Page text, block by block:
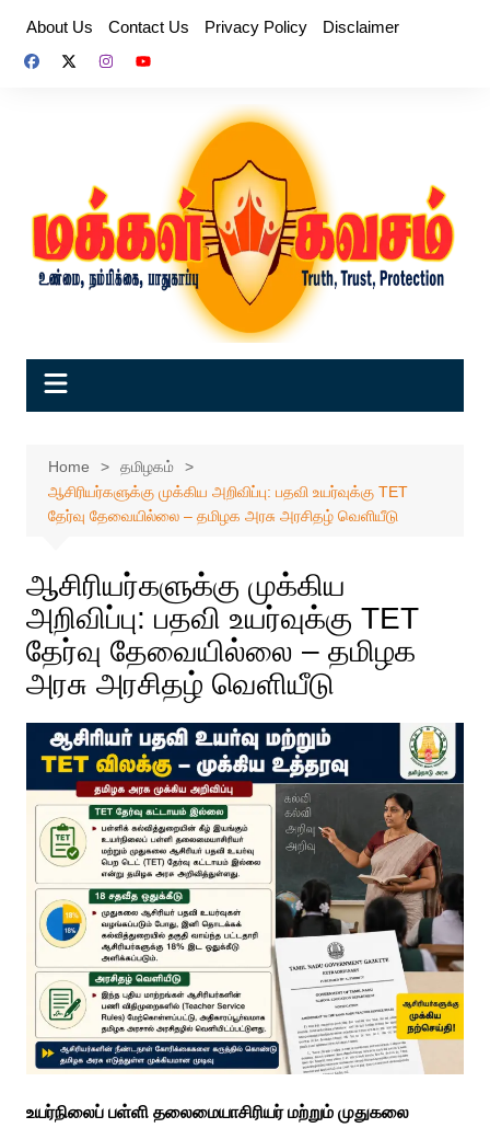
content
About Us Contact Us Privacy Policy Disclaimer
Home
தமிழகம்
ஆசிரியர்களுக்கு முக்கிய அறிவிப்பு: பதவி உயர்வுக்கு TET
தேர்வு தேவையில்லை – தமிழக அரசு அரசிதழ் வெளியீடு
ஆசிரியர்களுக்கு முக்கிய
அறிவிப்பு: பதவி உயர்வுக்கு TET
தேர்வு தேவையில்லை – தமிழக
அரசு அரசிதழ் வெளியீடு
உயர்நிலைப் பள்ளி தலைமையாசிரியர் மற்றும் முதுகலை